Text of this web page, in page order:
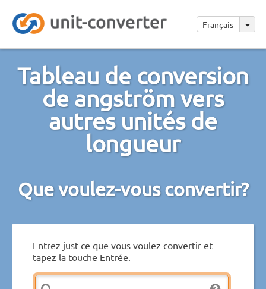
Français
Tableau de conversion
de angström vers
autres unités de
longueur
Que voulez-vous convertir?
Entrez just ce que vous voulez convertir et
tapez la touche Entrée.